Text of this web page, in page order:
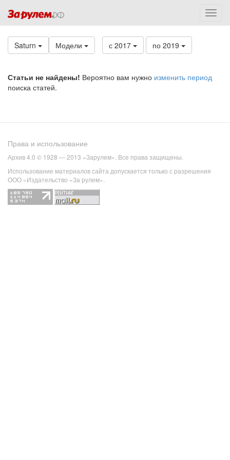
Saturn Модели с 2017 по 2019
Статьи не найдены! Вероятно вам нужно изменить период
поиска статей.
Права и использование
Архив 4.0 © 1928 — 2013 «Зарулем». Все права защищены.
Использование материалов сайта допускается только с разрешения
ООО «Издательство «За рулем».